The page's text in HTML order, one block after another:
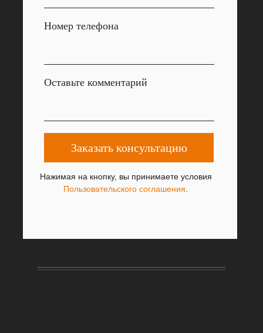
Номер телефона
Оставьте комментарий
Заказать консультацию
Нажимая на кнопку, вы принимаете условия
Пользовательского соглашения.